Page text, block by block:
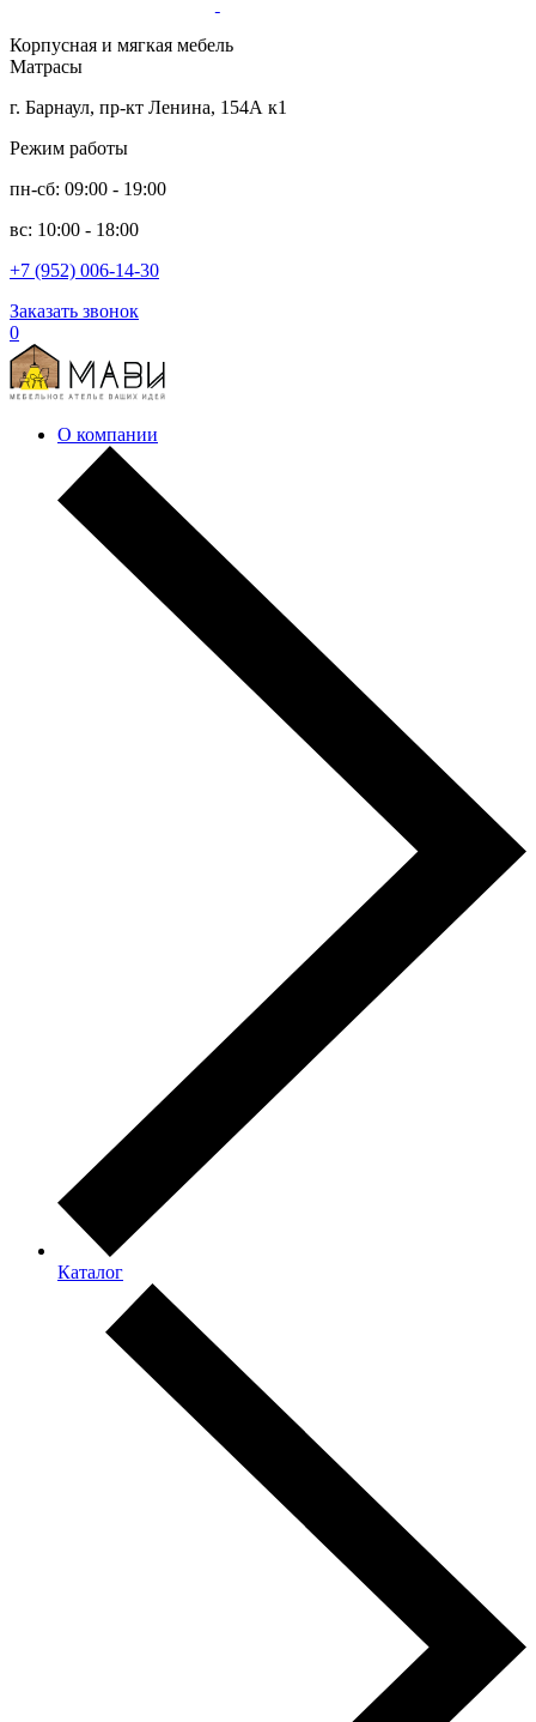
Корпусная и мягкая мебель
Матрасы
г. Барнаул, пр-кт Ленина, 154А к1
Режим работы
пн-сб: 09:00 - 19:00
вс: 10:00 - 18:00
+7 (952) 006-14-30
Заказать звонок
0
О компании
Каталог